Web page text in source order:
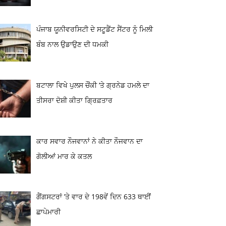
ਪੰਜਾਬ ਯੂਨੀਵਰਸਿਟੀ ਦੇ ਸਟੂਡੈਂਟ ਸੈਂਟਰ ਨੂੰ ਮਿਲੀ
ਬੰਬ ਨਾਲ ਉਡਾਉਣ ਦੀ ਧਮਕੀ
ਬਟਾਲਾ ਵਿਖੇ ਪੁਲਸ ਚੌਂਕੀ ‘ਤੇ ਗ੍ਰਨੇਡ ਹਮਲੇ ਦਾ
ਤੀਸਰਾ ਦੋਸ਼ੀ ਕੀਤਾ ਗ੍ਰਿਫ਼ਤਾਰ
ਕਾਰ ਸਵਾਰ ਨੌਜਵਾਨਾਂ ਨੇ ਕੀਤਾ ਨੌਜਵਾਨ ਦਾ
ਗੋਲੀਆਂ ਮਾਰ ਕੇ ਕਤਲ
ਗੈਂਗਸਟਰਾਂ ’ਤੇ ਵਾਰ ਦੇ 198ਵੇਂ ਦਿਨ 633 ਥਾਈਂ
ਛਾਪੇਮਾਰੀ